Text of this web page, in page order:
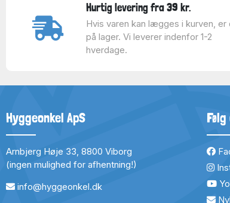
Hurtig levering fra 39 kr.
Hvis varen kan lægges i kurven, er
på lager. Vi leverer indenfor 1-2
hverdage.
Hyggeonkel ApS
Arnbjerg Høje 33, 8800 Viborg
(ingen mulighed for afhentning!)
info@hyggeonkel.dk